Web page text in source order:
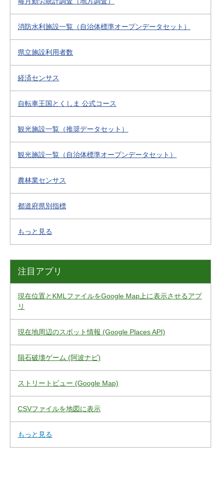
消防水利施設一覧（自治体標準オープンデータセット）
県立施設利用者数
経済センサス
自転車王国とくしま 公式コース
観光施設一覧（推奨データセット）
観光施設一覧（自治体標準オープンデータセット）
農林業センサス
都道府県別指標
もっと見る
注目アプリ
現在位置とKMLファイルをGoogle Map上に表示させるアプ
リ
現在地周辺のスポット情報 (Google Places API)
隕石破壊ゲーム (阿波ナビ)
ストリートビュー (Google Map)
CSVファイルを地図に表示
もっと見る